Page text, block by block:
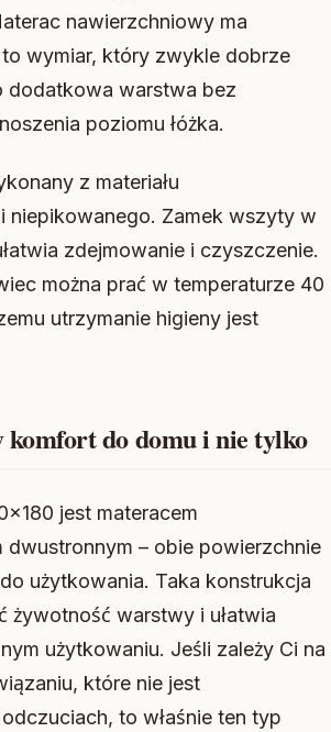
nawierzchniowy ma
wymiar, który zwykle dobrze
dodatkowa warstwa bez
poziomu łóżka.
z materiału
niepikowanego. Zamek wszyty w
zdejmowanie i czyszczenie.
można prać w temperaturze 40
utrzymanie higieny jest
do domu i nie tylko
jest materacem
dwustronnym – obie powierzchnie
użytkowania. Taka konstrukcja
żywotność warstwy i ułatwia
użytkowaniu. Jeśli zależy Ci na
które nie jest
to właśnie ten typ